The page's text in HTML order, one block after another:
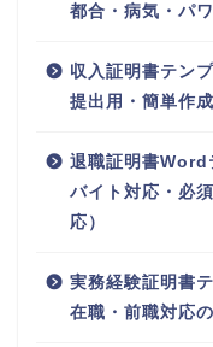
都合・病気・パ
収入証明書テン
提出用・簡単作
退職証明書Word
バイト対応・必
応）
実務経験証明書
在職・前職対応